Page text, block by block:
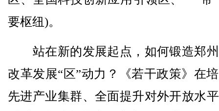
要枢纽)。
站在新的发展起点，如何锻造郑
改革发展“区”动力？《若干政策》在
先进产业集群、全面提升对外开放水